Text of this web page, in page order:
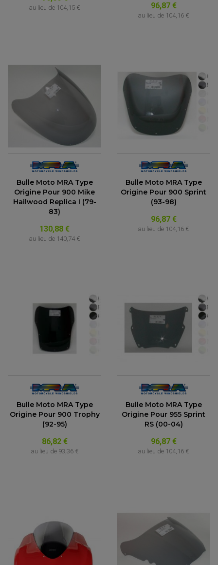
au lieu de 104,15 € 96,87 €
au lieu de 104,16 €
Bulle Moto MRA Type
Origine Pour 900 Mike
Hailwood Replica I (79-
83)
130,88 €
au lieu de 140,74 €
Bulle Moto MRA Type
Origine Pour 900 Sprint
(93-98)
96,87 €
au lieu de 104,16 €
Bulle Moto MRA Type
Origine Pour 900 Trophy
(92-95)
86,82 €
au lieu de 93,36 €
Bulle Moto MRA Type
Origine Pour 955 Sprint
RS (00-04)
96,87 €
au lieu de 104,16 €